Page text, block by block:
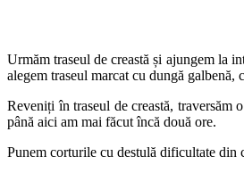
Urmăm traseul de creastă și ajungem la
alegem traseul marcat cu dungă galbenă,
Reveniți în traseul de creastă,
până aici am mai făcut încă două ore.
Punem corturile cu destulă dificultate din